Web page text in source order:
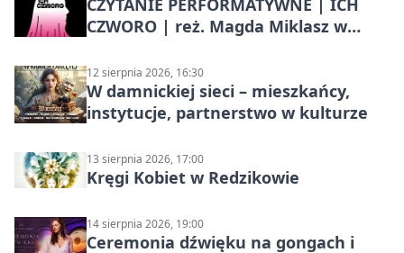
CZYTANIE PERFORMATYWNE | ICH
CZWORO | reż. Magda Miklasz w
12 sierpnia 2026, 16:30
W damnickiej sieci – mieszkańcy,
instytucje, partnerstwo w kulturze
13 sierpnia 2026, 17:00
Kręgi Kobiet w Redzikowie
14 sierpnia 2026, 19:00
Ceremonia dźwięku na gongach i